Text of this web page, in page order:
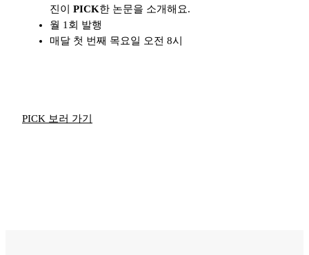
진이 PICK한 논문을 소개해요.
월 1회 발행
매달 첫 번째 목요일 오전 8시
PICK 보러 가기